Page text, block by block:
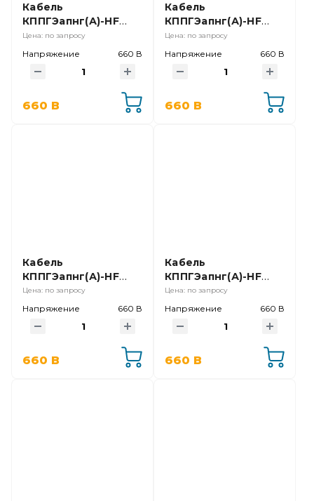
660 В
Кабель
КППГЭапнг(А)-HF
37х1,5
Цена: по запросу
Напряжение 660 В
660 В
Кабель
КППГЭапнг(А)-HF
14х2,5
Цена: по запросу
Напряжение 660 В
660 В
Кабель
КППГЭапнг(А)-HF
3х1,0 Ч
Цена: по запросу
Напряжение 660 В
660 В
Кабель
КППГЭапнг(А)-HF
7х0,75
Цена: по запросу
Напряжение 660 В